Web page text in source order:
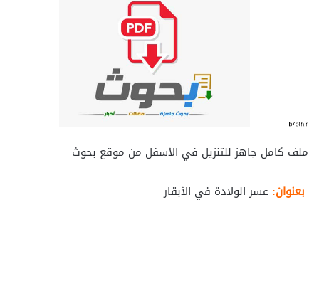
ملف كامل جاهز للتنزيل في الأسفل من موقع بحوث
بعنوان: عسر الولادة في الأبقار